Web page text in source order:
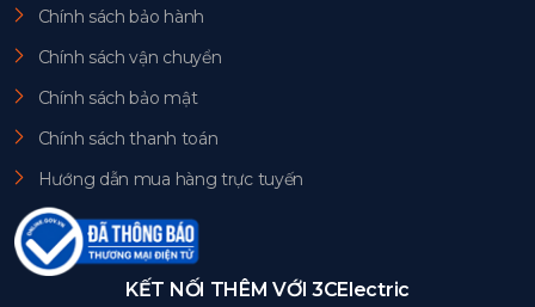
Chính sách bảo hành
Chính sách vận chuyển
Chính sách bảo mật
Chính sách thanh toán
Hướng dẫn mua hàng trực tuyến
KẾT NỐI THÊM VỚI 3CElectric